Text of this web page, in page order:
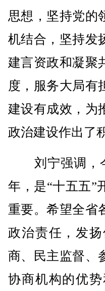
思想，坚持党的
机结合，坚持发
建言资政和凝聚
度，服务大局有
建设有成效，为
政治建设作出了
刘宁强调，今
年，是“十五五”
重要。希望全省
政治责任，发
商、民主监督、
协商机构的优